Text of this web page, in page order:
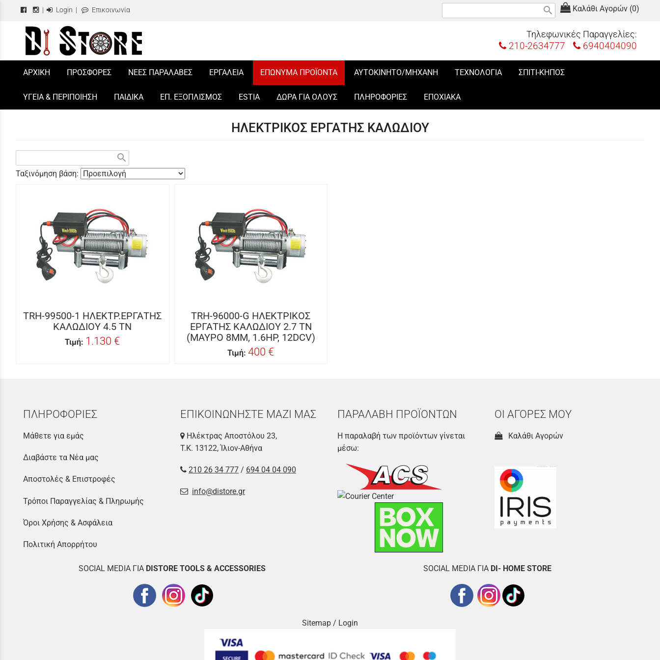
| Login | Επικοινωνία Καλάθι Αγορών (0)
search
Τηλεφωνικές Παραγγελίες:
210-2634777 6940404090
/
ΑΡΧΙΚΗ ΠΡΟΣΦΟΡΕΣ ΝΕΕΣ ΠΑΡΑΛΑΒΕΣ ΕΡΓΑΛΕΙΑ ΕΠΩΝΥΜΑ ΠΡΟΪΟΝΤΑ ΑΥΤΟΚΙΝΗΤΟ/ΜΗΧΑΝΗ ΤΕΧΝΟΛΟΓΙΑ ΣΠΙΤΙ-ΚΗΠΟΣ
ΥΓΕΙΑ & ΠΕΡΙΠΟΙΗΣΗ ΠΑΙΔΙΚΑ ΕΠ. ΕΞΟΠΛΙΣΜΟΣ ESTIA ΔΩΡΑ ΓΙΑ ΟΛΟΥΣ ΠΛΗΡΟΦΟΡΙΕΣ ΕΠΟΧΙΑΚΑ
ΗΛΕΚΤΡΙΚΟΣ ΕΡΓΑΤΗΣ ΚΑΛΩΔΙΟΥ
search
Ταξινόμηση βάση:
TRH-99500-1 ΗΛΕΚΤΡ.ΕΡΓΑΤΗΣ
ΚΑΛΩΔΙΟΥ 4.5 TN
Τιμή: 1.130 €
TRH-96000-G ΗΛΕΚΤΡΙΚΟΣ
ΕΡΓΑΤΗΣ ΚΑΛΩΔΙΟΥ 2.7 TN
(ΜΑΥΡΟ 8MM, 1.6HP, 12DCV)
Τιμή: 400 €
ΠΛΗΡΟΦΟΡΙΕΣ
Μάθετε για εμάς
Διαβάστε τα Νέα μας
Αποστολές & Επιστροφές
Τρόποι Παραγγελίας & Πληρωμής
Όροι Χρήσης & Ασφάλεια
Πολιτική Απορρήτου
ΕΠΙΚΟΙΝΩΝΗΣΤΕ ΜΑΖΙ ΜΑΣ
Ηλέκτρας Αποστόλου 23,
Τ.Κ. 13122, Ίλιον-Αθήνα
210 26 34 777 / 694 04 04 090
info@distore.gr
ΠΑΡΑΛΑΒΗ ΠΡΟΪΟΝΤΩΝ
Η παραλαβή των προϊόντων γίνεται
μέσω:
ΟΙ ΑΓΟΡΕΣ ΜΟΥ
Καλάθι Αγορών
SOCIAL MEDIA ΓΙΑ DISTORE TOOLS & ACCESSORIES SOCIAL MEDIA ΓΙΑ DI- HOME STORE
Sitemap / Login